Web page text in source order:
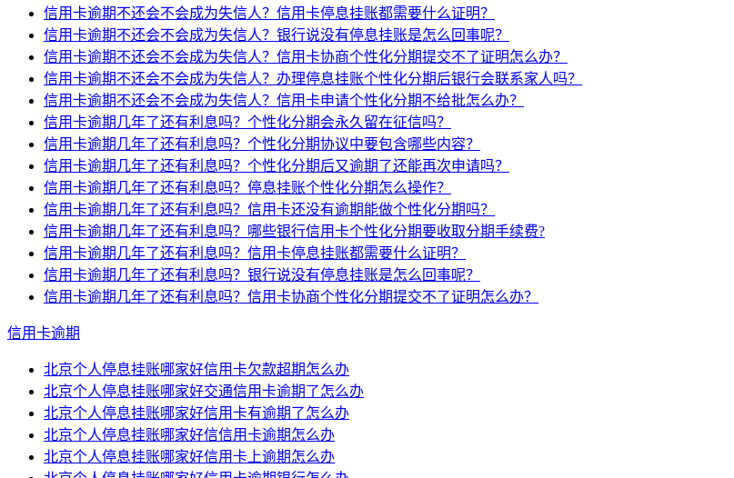
信用卡逾期不还会不会成为失信人？信用卡停息挂账都需要什么证明？
信用卡逾期不还会不会成为失信人？银行说没有停息挂账是怎么回事呢？
信用卡逾期不还会不会成为失信人？信用卡协商个性化分期提交不了证明怎么办？
信用卡逾期不还会不会成为失信人？办理停息挂账个性化分期后银行会联系家人吗？
信用卡逾期不还会不会成为失信人？信用卡申请个性化分期不给批怎么办？
信用卡逾期几年了还有利息吗？个性化分期会永久留在征信吗？
信用卡逾期几年了还有利息吗？个性化分期协议中要包含哪些内容？
信用卡逾期几年了还有利息吗？个性化分期后又逾期了还能再次申请吗？
信用卡逾期几年了还有利息吗？停息挂账个性化分期怎么操作？
信用卡逾期几年了还有利息吗？信用卡还没有逾期能做个性化分期吗？
信用卡逾期几年了还有利息吗？哪些银行信用卡个性化分期要收取分期手续费?
信用卡逾期几年了还有利息吗？信用卡停息挂账都需要什么证明？
信用卡逾期几年了还有利息吗？银行说没有停息挂账是怎么回事呢？
信用卡逾期几年了还有利息吗？信用卡协商个性化分期提交不了证明怎么办？
信用卡逾期
北京个人停息挂账哪家好信用卡欠款超期怎么办
北京个人停息挂账哪家好交通信用卡逾期了怎么办
北京个人停息挂账哪家好信用卡有逾期了怎么办
北京个人停息挂账哪家好信信用卡逾期怎么办
北京个人停息挂账哪家好信用卡上逾期怎么办